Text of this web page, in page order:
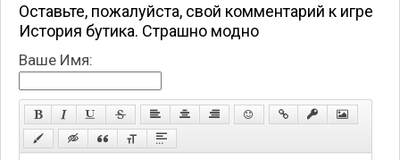
Оставьте, пожалуйста, свой комментарий к игре
История бутика. Страшно модно
Ваше Имя: